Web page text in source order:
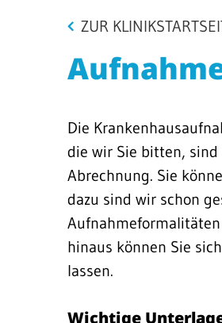
Weinheim
ZUR
Die
die wir Sie bitten,
Abrechnung. Sie
dazu sind wir schon
hinaus können Sie
lassen.
Wichtige